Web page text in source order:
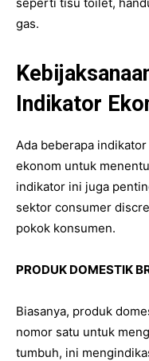
gas.
Indikator
Ada beberapa
ekonom untuk
indikator ini juga
sektor consumer
pokok konsumen.
PRODUK DOMESTIK
Biasanya, produk
nomor satu untuk
tumbuh, ini